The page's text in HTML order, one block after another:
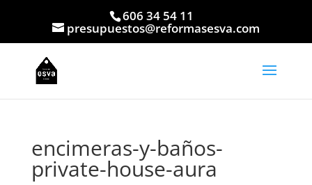
606 34 54 11
presupuestos@reformasesva.com
encimeras-y-baños-
private-house-aura